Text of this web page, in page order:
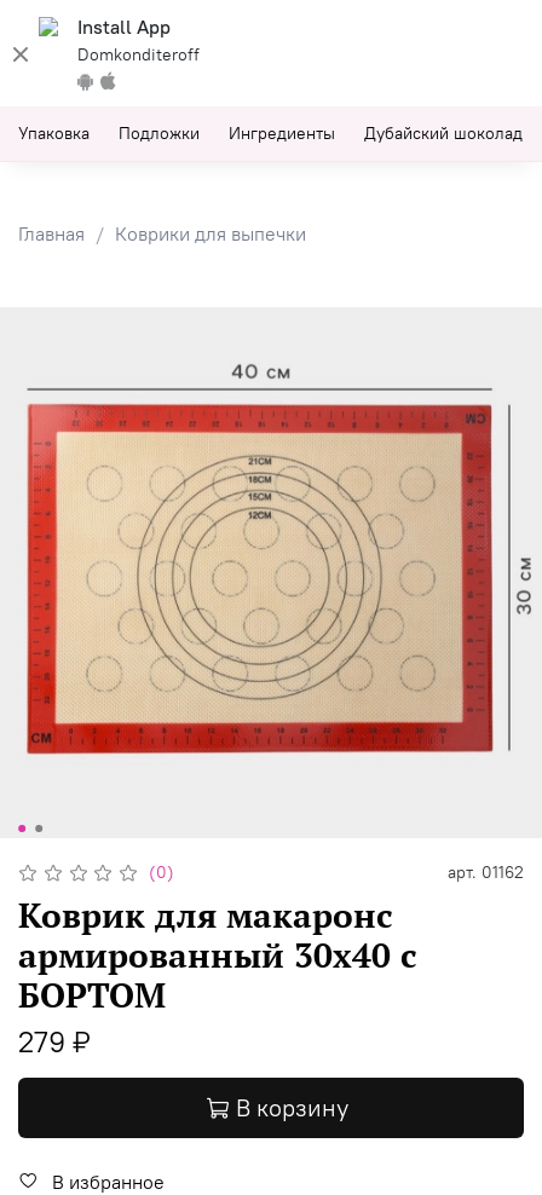
Install App
Domkonditeroff
Упаковка Подложки Ингредиенты Дубайский шоколад
Главная Коврики для выпечки
(0) арт. 01162
Коврик для макаронс
армированный 30х40 с
БОРТОМ
279 ₽
В корзину
В избранное